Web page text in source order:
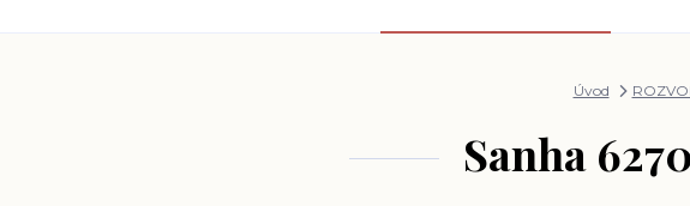
Úvod
Sanha